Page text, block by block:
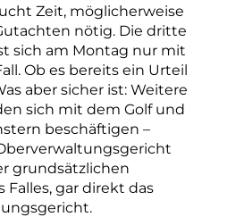
Zeit, möglicherweise
nötig. Die dritte
sich am Montag nur mit
Ob es bereits ein Urteil
aber sicher ist: Weitere
sich mit dem Golf und
beschäftigen –
grundsätzlichen
gar direkt das